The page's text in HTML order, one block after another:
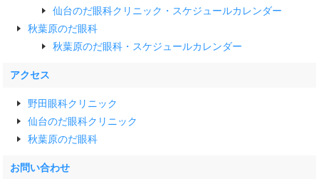
仙台のだ眼科クリニック・スケジュールカレンダー
秋葉原のだ眼科
秋葉原のだ眼科・スケジュールカレンダー
アクセス
野田眼科クリニック
仙台のだ眼科クリニック
秋葉原のだ眼科
お問い合わせ